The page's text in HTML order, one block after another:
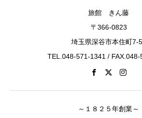
旅館 きん藤
〒366-0823
埼玉県深谷市本住町7-
TEL.048-571-1341 /
～１８２５年創業～